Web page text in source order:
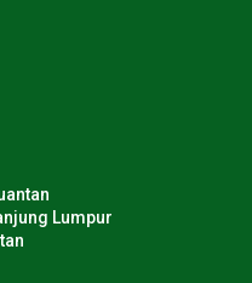
Lumpur